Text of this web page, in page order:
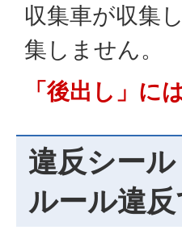
収集車が収集
集しません。
「後出し」に
違反シー
ルール違